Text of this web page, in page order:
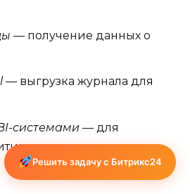
— получение данных о
— выгрузка журнала для
системами — для
Решить задачу с Битрикс24